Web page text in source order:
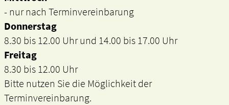
- nur nach Terminvereinbarung
Donnerstag
8.30 bis 12.00 Uhr und 14.00 bis 17.00 Uhr
Freitag
8.30 bis 12.00 Uhr
Bitte nutzen Sie die Möglichkeit der
Terminvereinbarung.